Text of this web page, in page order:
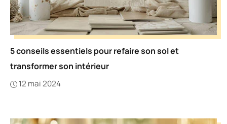
5 conseils essentiels pour refaire son sol et
transformer son intérieur
12 mai 2024